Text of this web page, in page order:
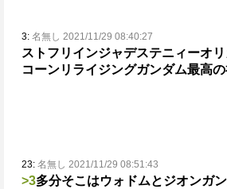
3: 名無し 2021/11/29 08:40:27
ストフリ インジャデステニィーオ
コーンリライジングガンダム最高
23: 名無し 2021/11/29 08:51:43
>3多分そこはウォドムとジオンガ